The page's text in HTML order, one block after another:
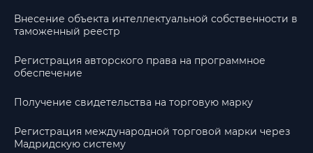
Внесение объекта интеллектуальной собственности в
таможенный реестр
Регистрация авторского права на программное
обеспечение
Получение свидетельства на торговую марку
Регистрация международной торговой марки через
Мадридскую систему